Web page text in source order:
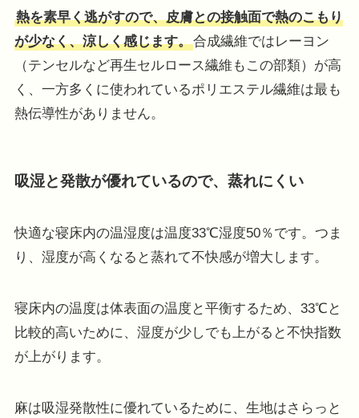
熱を素早く逃がすので、皮膚との接触面で熱のこもり
が少なく、涼しく感じます。合成繊維ではレーヨン
（テンセルなど再生セルロース繊維もこの部類）が高
く、一方多くに使われているポリエステル繊維は最も
熱伝導性がありません。
吸湿と発散が優れているので、蒸れにくい
快適な寝床内の温湿度は温度33℃湿度50％です。つま
り、湿度が高くなると蒸れて不快感が増大します。
寝床内の温度は体表面の温度と平衡するため、33℃と
比較的高いために、湿度が少しでも上がると不快指数
が上がります。
麻は吸湿発散性に優れているために、生地はさらっと